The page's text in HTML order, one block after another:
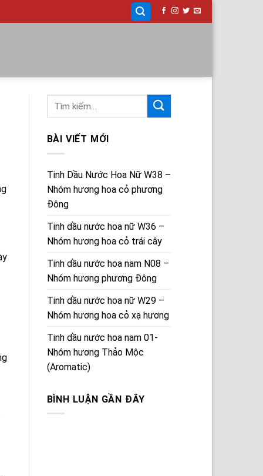
BÀI VIẾT MỚI
Tinh Dầu Nước Hoa Nữ W38 –
Nhóm hương hoa cỏ phương
Đông
Tinh dầu nước hoa nữ W36 –
Nhóm hương hoa cỏ trái cây
Tinh dầu nước hoa nam N08 –
Nhóm hương phương Đông
Tinh dầu nước hoa nữ W29 –
Nhóm hương hoa cỏ xạ hương
Tinh dầu nước hoa nam 01-
Nhóm hương Thảo Mộc
(Aromatic)
BÌNH LUẬN GẦN ĐÂY